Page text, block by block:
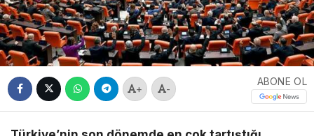
+ -
ABONE OL